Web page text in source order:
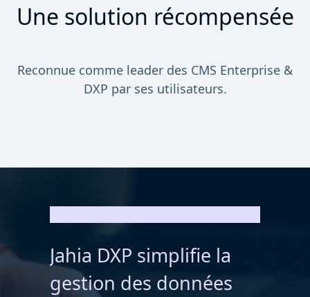
Une solution récompensée
Reconnue comme leader des CMS Enterprise &
DXP par ses utilisateurs.
Jahia DXP simplifie la
gestion des données